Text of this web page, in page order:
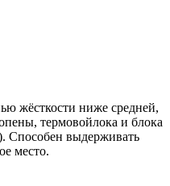
жёсткости ниже средней,
термовойлока и блока
Способен выдерживать
место.